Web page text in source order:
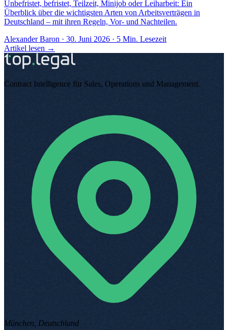
Unbefristet, befristet, Teilzeit, Minijob oder Leiharbeit: Ein
Überblick über die wichtigsten Arten von Arbeitsverträgen in
Deutschland – mit ihren Regeln, Vor- und Nachteilen.
Alexander Baron · 30. Juni 2026 · 5 Min. Lesezeit
Artikel lesen →
Contract Intelligence für Sales, Operations und Management.
München, Deutschland